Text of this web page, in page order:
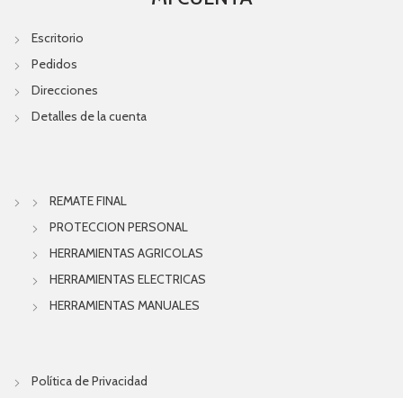
Escritorio
Pedidos
Direcciones
Detalles de la cuenta
REMATE FINAL
PROTECCION PERSONAL
HERRAMIENTAS AGRICOLAS
HERRAMIENTAS ELECTRICAS
HERRAMIENTAS MANUALES
Política de Privacidad